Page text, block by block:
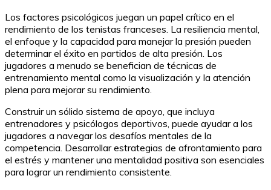
Los factores psicológicos juegan un papel crítico en el
rendimiento de los tenistas franceses. La resiliencia mental,
el enfoque y la capacidad para manejar la presión pueden
determinar el éxito en partidos de alta presión. Los
jugadores a menudo se benefician de técnicas de
entrenamiento mental como la visualización y la atención
plena para mejorar su rendimiento.
Construir un sólido sistema de apoyo, que incluya
entrenadores y psicólogos deportivos, puede ayudar a los
jugadores a navegar los desafíos mentales de la
competencia. Desarrollar estrategias de afrontamiento para
el estrés y mantener una mentalidad positiva son esenciales
para lograr un rendimiento consistente.